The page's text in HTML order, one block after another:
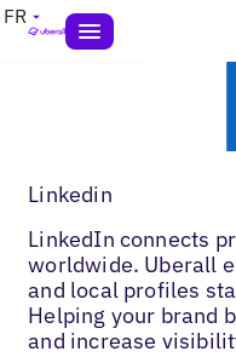
FR
Linkedin
LinkedIn connects
worldwide. Uberall
and local profiles
Helping your brand
and increase